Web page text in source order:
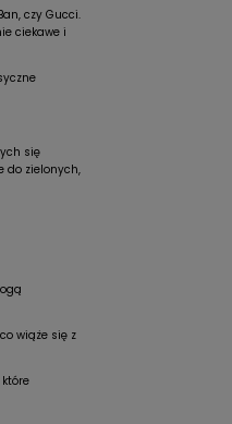
czy Gucci.
ciekawe i
się
do zielonych,
wiąże się z